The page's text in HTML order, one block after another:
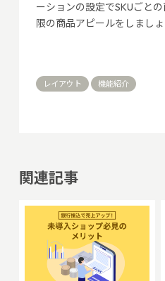
ーションの設定でSKUごと
限の商品アピールをしましょ
レイアウト 機能紹介
関連記事